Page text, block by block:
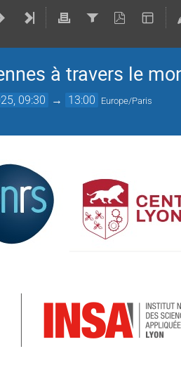
à travers le
09:30 → 13:00 Europe/Paris